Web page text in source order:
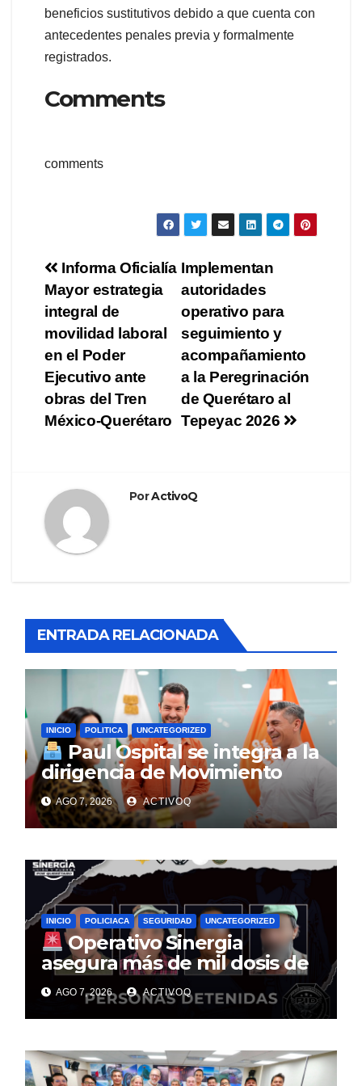
beneficios sustitutivos debido a que cuenta con
antecedentes penales previa y formalmente
registrados.
Comments
comments
Navegación
de
entradas
Implementan
autoridades
operativo para
seguimiento y
acompañamiento
a la Peregrinación
de Querétaro al
Tepeyac 2026
Informa Oficialía
Mayor estrategia
integral de
movilidad laboral
en el Poder
Ejecutivo ante
obras del Tren
México-Querétaro
PorActivoQ
ENTRADA RELACIONADA
INICIO POLITICA UNCATEGORIZED
Paul Ospital se integra a la
dirigencia de Movimiento
Ciudadano en Querétaro
AGO 7, 2026 ACTIVOQ
INICIO POLICIACA SEGURIDAD UNCATEGORIZED
Operativo Sinergia
asegura más de mil dosis de
narcóticos y detiene a cuatro
personas
AGO 7, 2026 ACTIVOQ